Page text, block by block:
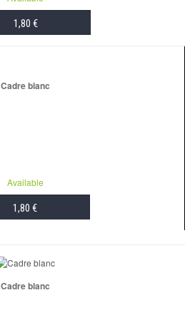
1,80 €
Cadre blanc
Available
1,80 €
Cadre blanc